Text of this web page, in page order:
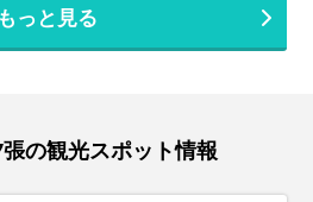
い出を作りに出かけましょう！
味しいものが全て集まる巨大なショ
モールのような場所。しかし、あ
まうことも。 そこで今回は、新千
北海道観光で購入できるお土産・
もっと見る
の観光スポット情報